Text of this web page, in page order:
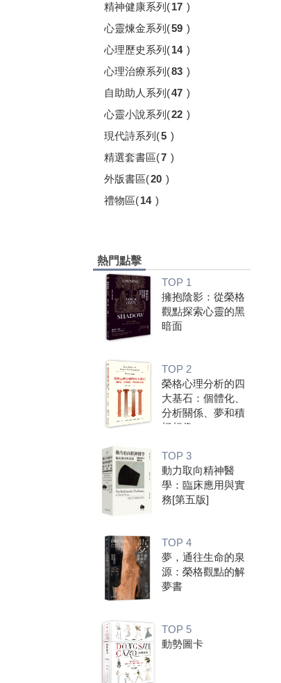
精神健康系列 (17 )
心靈煉金系列 (59 )
心理歷史系列 (14 )
心理治療系列 (83 )
自助助人系列 (47 )
心靈小說系列 (22 )
現代詩系列 (5 )
精選套書區(7 )
外版書區(20 )
禮物區(14 )
熱門點擊
TOP 1
擁抱陰影：從榮格
觀點探索心靈的黑
暗面
TOP 2
榮格心理分析的四
大基石：個體化、
分析關係、夢和積
極想像
TOP 3
動力取向精神醫
學：臨床應用與實
務[第五版]
TOP 4
夢，通往生命的泉
源：榮格觀點的解
夢書
TOP 5
動勢圖卡